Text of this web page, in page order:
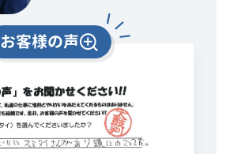
お客様の声